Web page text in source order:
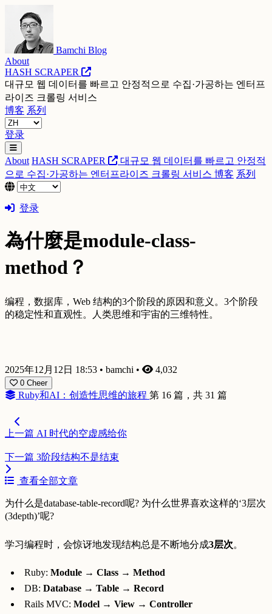
Bamchi Blog
About
HASH SCRAPER
대규모 웹 데이터를 빠르고 안정적으로 수집·가공하는 엔터프
라이즈 크롤링 서비스
博客 系列
登录
About HASH SCRAPER
대규모 웹 데이터를 빠르고 안정적
으로 수집·가공하는 엔터프라이즈 크롤링 서비스 博客 系列
登录
為什麼是module-class-
method？
编程，数据库，Web 结构的3个阶段的原因和意义。3个阶段
的稳定性和直观性。人类思维和宇宙的三维特性。
2025年12月12日 18:53 • bamchi • 4,032
0 Cheer
Ruby和AI：创造性思维的旅程 第 16 篇，共 31 篇
上一篇 AI 时代的空虚感给你
下一篇 3阶段结构不是结束
查看全部文章
为什么是database-table-record呢? 为什么世界喜欢这样的‘3层次
(3depth)’呢?
学习编程时，会惊讶地发现结构总是不断地分成3层次。
Ruby: Module → Class → Method
DB: Database → Table → Record
Rails MVC: Model → View → Controller